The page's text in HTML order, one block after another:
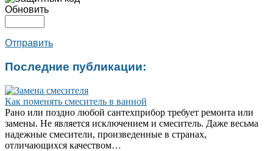
Обновить
Отправить
Последние публикации:
Как поменять смеситель в ванной
Рано или поздно любой сантехприбор требует ремонта или
замены. Не является исключением и смеситель. Даже весьма
надежные смесители, произведенные в странах,
отличающихся качеством…